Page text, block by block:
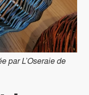
par L’Oseraie de